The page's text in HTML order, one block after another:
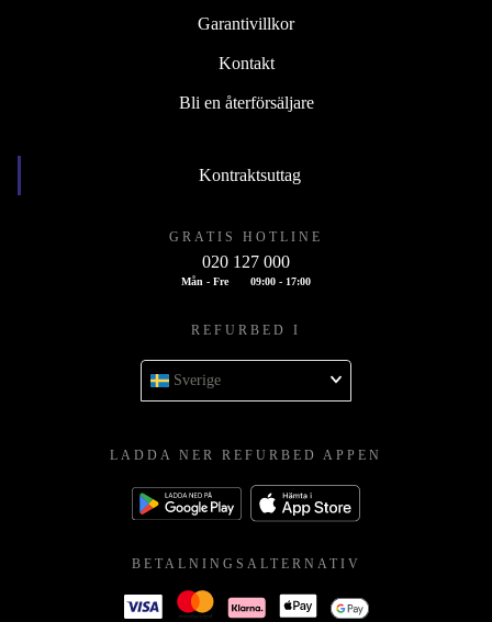
Garantivillkor
Kontakt
Bli en återförsäljare
Kontraktsuttag
GRATIS HOTLINE
020 127 000
Mån - Fre 09:00 - 17:00
REFURBED I
Sverige
LADDA NER REFURBED APPEN
BETALNINGSALTERNATIV